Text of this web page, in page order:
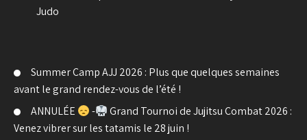
Judo
Summer Camp AJJ 2026 : Plus que quelques semaines
avant le grand rendez-vous de l’été !
ANNULÉE
-
Grand Tournoi de Jujitsu Combat 2026 :
Venez vibrer sur les tatamis le 28 juin !